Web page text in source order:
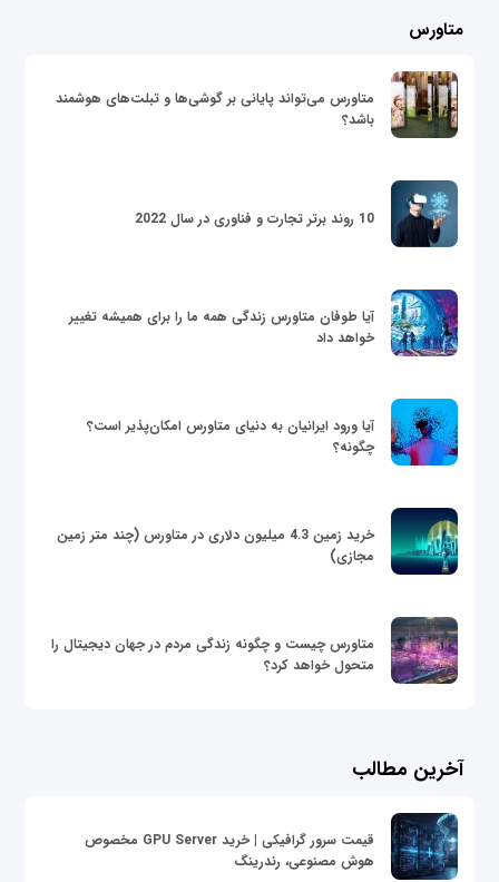
متاورس
متاورس می‌تواند پایانی بر گوشی‌ها و تبلت‌های هوشمند
باشد؟
10 روند برتر تجارت و فناوری در سال 2022
آیا طوفان متاورس زندگی همه ما را برای همیشه تغییر
خواهد داد
آیا ورود ایرانیان به دنیای متاورس امکان‌پذیر است؟
چگونه؟
خرید زمین 4.3 میلیون دلاری در متاورس (چند متر زمین
مجازی)
متاورس چیست و چگونه زندگی مردم در جهان دیجیتال را
متحول خواهد کرد؟
آخرین مطالب
قیمت سرور گرافیکی | خرید GPU Server مخصوص
هوش مصنوعی، رندرینگ